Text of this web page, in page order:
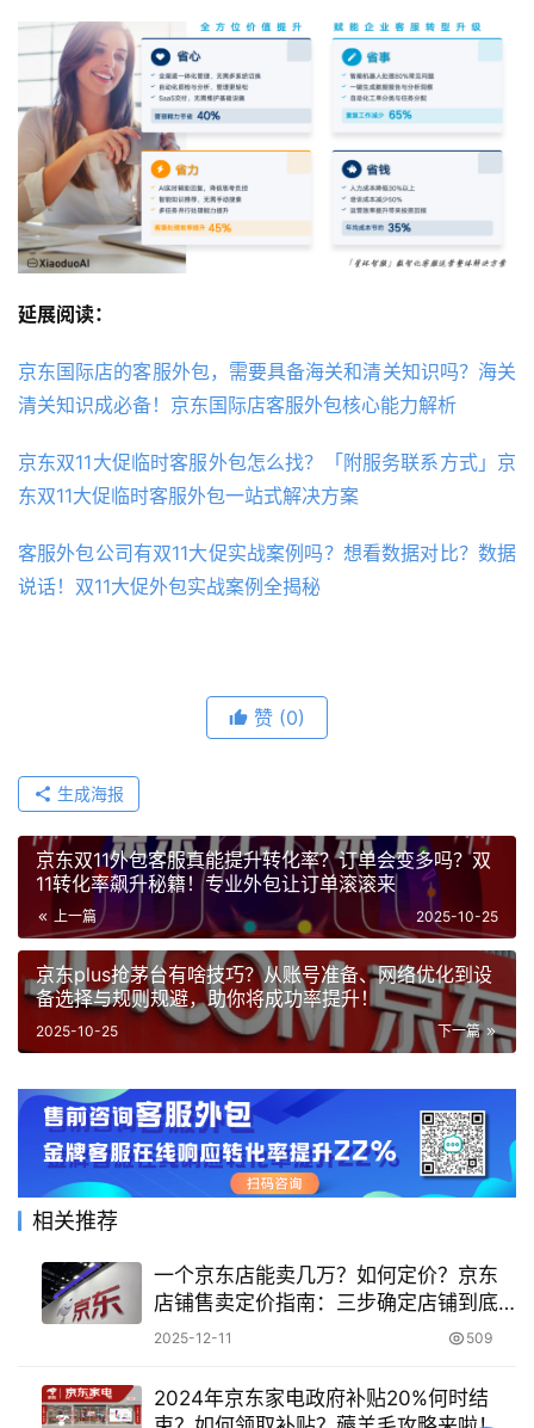
延展阅读：
京东国际店的客服外包，需要具备海关和清关知识吗？海关
清关知识成必备！京东国际店客服外包核心能力解析
京东双11大促临时客服外包怎么找？「附服务联系方式」京
东双11大促临时客服外包一站式解决方案
客服外包公司有双11大促实战案例吗？想看数据对比？数据
说话！双11大促外包实战案例全揭秘
赞 (0)
生成海报
京东双11外包客服真能提升转化率？订单会变多吗？双
11转化率飙升秘籍！专业外包让订单滚滚来
上一篇 2025-10-25
京东plus抢茅台有啥技巧？从账号准备、网络优化到设
备选择与规则规避，助你将成功率提升！
下一篇
2025-10-25
相关推荐
一个京东店能卖几万？如何定价？京东
店铺售卖定价指南：三步确定店铺到底
值多少！
2025-12-11 509
2024年京东家电政府补贴20%何时结